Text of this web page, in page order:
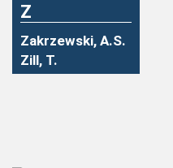
Z
Zakrzewski, A.S.
Zill, T.